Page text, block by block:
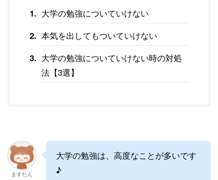
大学の勉強についていけない
本気を出してもついていけない
大学の勉強についていけない時の対処
法【3選】
ますたん
大学の勉強は、高度なことが多いです
♪